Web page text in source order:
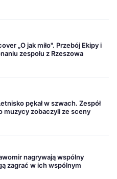
„O jak miło". Przebój Ekipy i
zespołu z Rzeszowa
pękał w szwach. Zespół
muzycy zobaczyli ze sceny
nagrywają wspólny
zagrać w ich wspólnym